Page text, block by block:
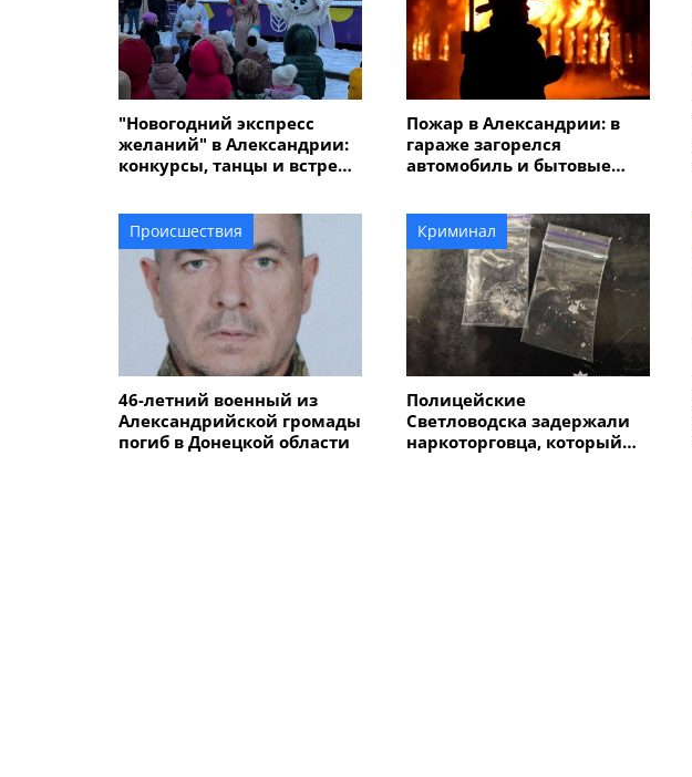
"Новогодний экспресс
желаний" в Александрии:
конкурсы, танцы и встреча
Пожар в Александрии: в
гараже загорелся
автомобиль и бытовые
Происшествия
46-летний военный из
Александрийской громады
погиб в Донецкой области
Криминал
Полицейские
Светловодска задержали
наркоторговца, который